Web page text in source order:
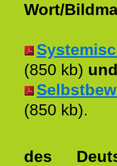
Wort/
(850 kb) und
(850 kb).
des